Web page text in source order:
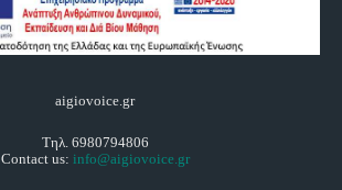
aigiovoice.gr
Τηλ. 6980794806
Contact us: info@aigiovoice.gr